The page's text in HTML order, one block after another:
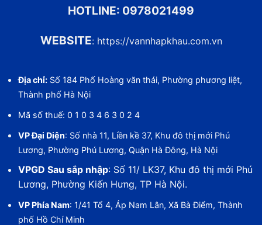
HOTLINE: 0978021499
WEBSITE: https://vannhapkhau.com.vn
Địa chỉ:Số 184 Phố Hoàng văn thái, Phường phương liệt,
Thành phố Hà Nội
Mã số thuế: 0 1 0 3 4 6 3 0 2 4
VP Đại Diện: Số nhà 11, Liền kề 37, Khu đô thị mới Phú
Lương, Phường Phú Lương, Quận Hà Đông, Hà Nội
VPGD Sau sắp nhập: Số 11/ LK37, Khu đô thị mới Phú
Lương, Phường Kiến Hưng, TP Hà Nội.
VP Phía Nam: 1/41 Tổ 4, Áp Nam Lân, Xã Bà Điểm, Thành
phố Hồ Chí Minh